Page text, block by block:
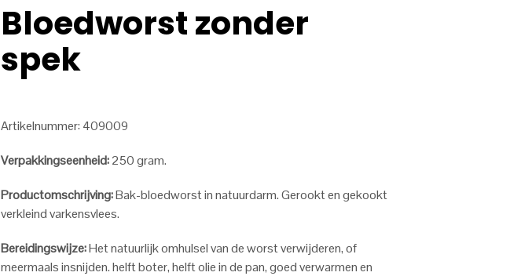
Bloedworst zonder
spek
Artikelnummer: 409009
Verpakkingseenheid:250 gram.
Productomschrijving:Bak-bloedworst in natuurdarm. Gerookt en gekookt
verkleind varkensvlees.
Bereidingswijze:Het natuurlijk omhulsel van de worst verwijderen, of
meermaals insnijden. helft boter, helft olie in de pan, goed verwarmen en